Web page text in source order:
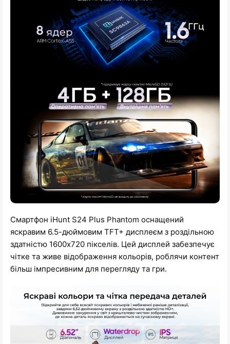
Смартфон iHunt S24 Plus Phantom оснащений
яскравим 6.5-дюймовим TFT+ дисплеєм з роздільною
здатністю 1600x720 пікселів. Цей дисплей забезпечує
чітке та живе відображення кольорів, роблячи контент
більш імпресивним для перегляду та гри.